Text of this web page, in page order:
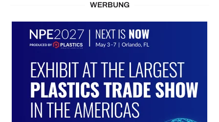
WERBUNG